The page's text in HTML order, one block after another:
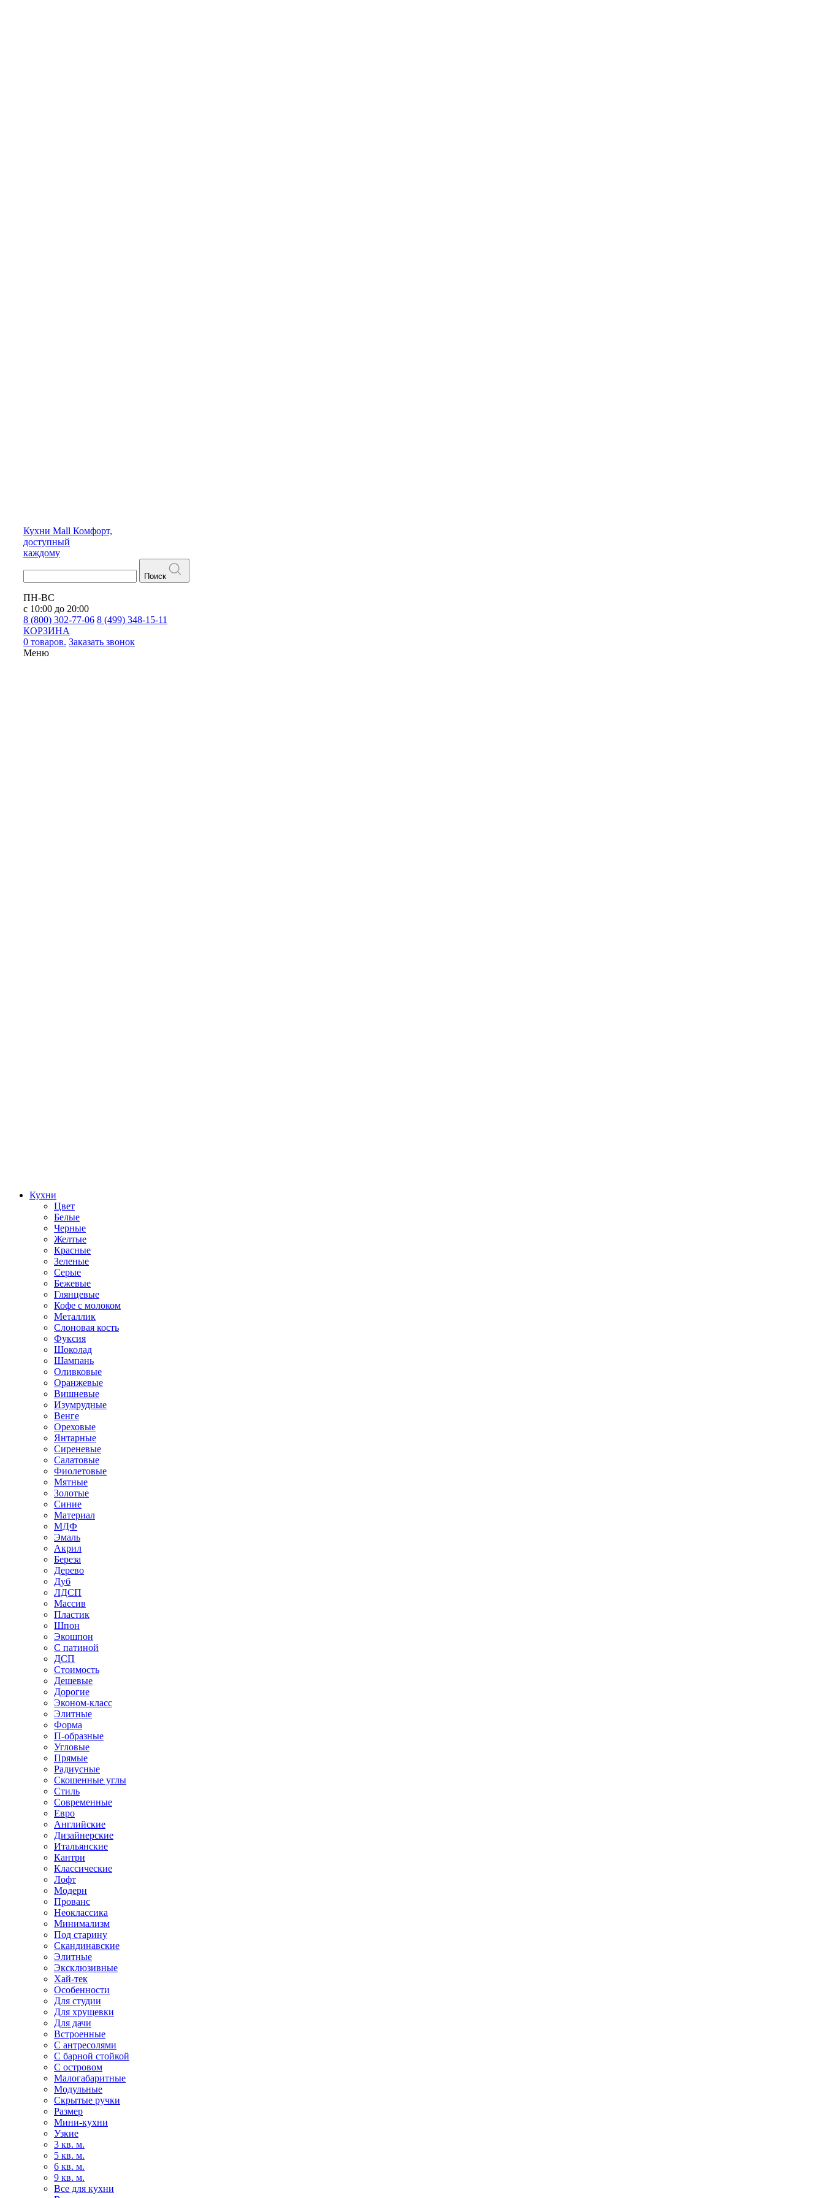
Кухни Mall Комфорт,
доступный
каждому
Поиск
ПН-ВС
с 10:00 до 20:00
8 (800) 302-77-06 8 (499) 348-15-11
КОРЗИНА
0 товаров. Заказать звонок
Меню
Кухни
Цвет
Белые
Черные
Желтые
Красные
Зеленые
Серые
Бежевые
Глянцевые
Кофе с молоком
Металлик
Слоновая кость
Фуксия
Шоколад
Шампань
Оливковые
Оранжевые
Вишневые
Изумрудные
Венге
Ореховые
Янтарные
Сиреневые
Салатовые
Фиолетовые
Мятные
Золотые
Синие
Материал
МДФ
Эмаль
Акрил
Береза
Дерево
Дуб
ЛДСП
Массив
Пластик
Шпон
Экошпон
С патиной
ДСП
Стоимость
Дешевые
Дорогие
Эконом-класс
Элитные
Форма
П-образные
Угловые
Прямые
Радиусные
Скошенные углы
Стиль
Современные
Евро
Английские
Дизайнерские
Итальянские
Кантри
Классические
Лофт
Модерн
Прованс
Неоклассика
Минимализм
Под старину
Скандинавские
Элитные
Эксклюзивные
Хай-тек
Особенности
Для студии
Для хрущевки
Для дачи
Встроенные
С антресолями
С барной стойкой
С островом
Малогабаритные
Модульные
Скрытые ручки
Размер
Мини-кухни
Узкие
3 кв. м.
5 кв. м.
6 кв. м.
9 кв. м.
Все для кухни